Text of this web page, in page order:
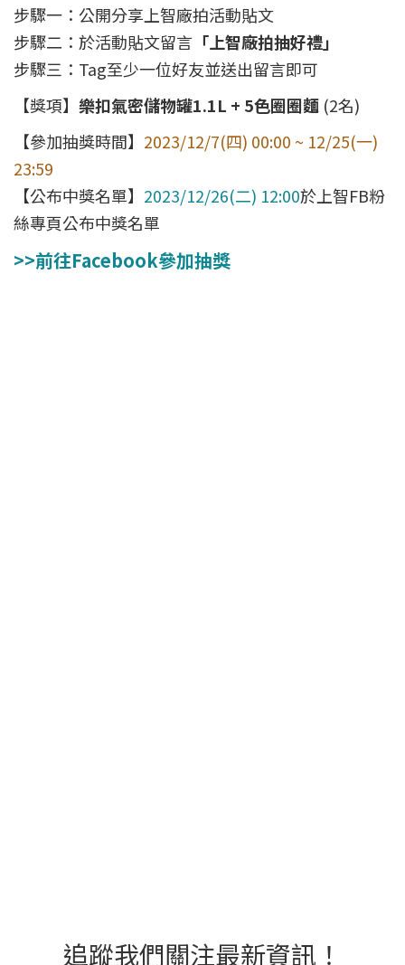
步驟一：公開分享上智廠拍活動貼文
步驟二：於活動貼文留言 「上智廠拍抽好禮」
步驟三：Tag至少一位好友並送出留言即可
【獎項】 樂扣氣密儲物罐1.1L + 5色圈圈麵 (2名)
【參加抽獎時間】 2023/12/7(四) 00:00 ~ 12/25(一)
23:59
【公布中獎名單】 2023/12/26(二) 12:00於上智FB粉
絲專頁公布中獎名單
>>前往Facebook參加抽獎
追蹤我們關注最新資訊！